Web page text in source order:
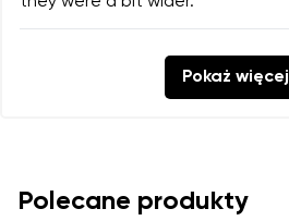
Pokaż więcej
Polecane produkty